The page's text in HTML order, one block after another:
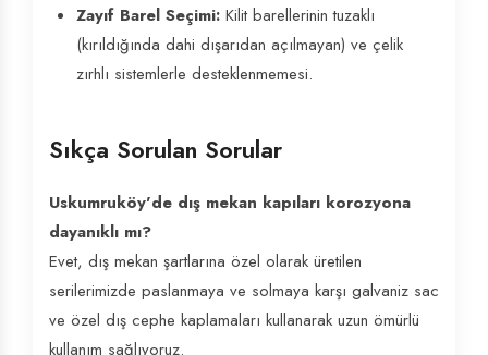
Zayıf Barel Seçimi: Kilit barellerinin tuzaklı
(kırıldığında dahi dışarıdan açılmayan) ve çelik
zırhlı sistemlerle desteklenmemesi.
Sıkça Sorulan Sorular
Uskumruköy'de dış mekan kapıları korozyona
dayanıklı mı?
Evet, dış mekan şartlarına özel olarak üretilen
serilerimizde paslanmaya ve solmaya karşı galvaniz sac
ve özel dış cephe kaplamaları kullanarak uzun ömürlü
kullanım sağlıyoruz.